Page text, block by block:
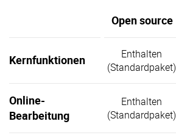
Open source
Kernfunktionen
Enthalten
(Standardpaket)
Online-
Bearbeitung
Enthalten
(Standardpaket)